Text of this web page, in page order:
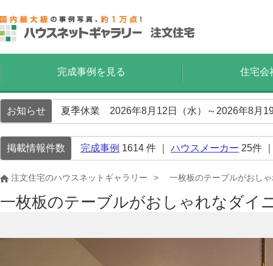
完成事例を見る 住宅会
お知らせ 夏季休業 2026年8月12日（水）～2026年8月
掲載情報件数 完成事例 1614 件 ｜ ハウスメーカー 25件
注文住宅のハウスネットギャラリー 一枚板のテーブルがおし
一枚板のテーブルがおしゃれなダイ